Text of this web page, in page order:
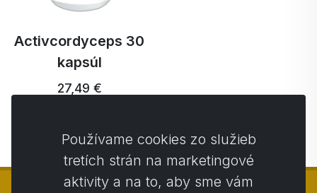
Activcordyceps 30
kapsúl
27,49 €
Používame cookies zo služieb
tretích strán na marketingové
aktivity a na to, aby sme vám